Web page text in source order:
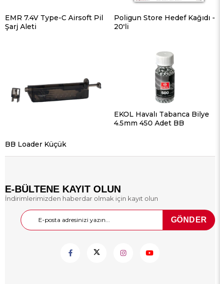
EMR 7.4V Type-C Airsoft Pil
Şarj Aleti
Poligun Store Hedef Kağıdı -
20'li
BB Loader Küçük
EKOL Havalı Tabanca Bilye
4.5mm 450 Adet BB
E-BÜLTENE KAYIT OLUN
İndirimlerimizden haberdar olmak için kayıt olun
GÖNDER